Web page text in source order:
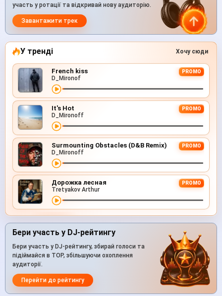
участь у ротації та відкривай нову аудиторію.
Завантажити трек
У тренді Хочу сюди
French kiss PROMO
D_Mironof
It's Hot PROMO
D_Mironoff
Surmounting Obstacles (D&B Remix) PROMO
D_Mironoff
Дорожка лесная PROMO
Tretyakov Arthur
Бери участь у DJ-рейтингу
Бери участь у DJ-рейтингу, збирай голоси та
підіймайся в TOP, збільшуючи охоплення
аудиторії.
Перейти до рейтингу